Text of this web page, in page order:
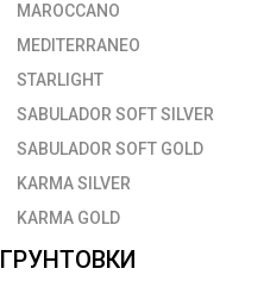
MAROCCANO
MEDITERRANEO
STARLIGHT
SABULADOR SOFT SILVER
SABULADOR SOFT GOLD
KARMA SILVER
KARMA GOLD
ГРУНТОВКИ